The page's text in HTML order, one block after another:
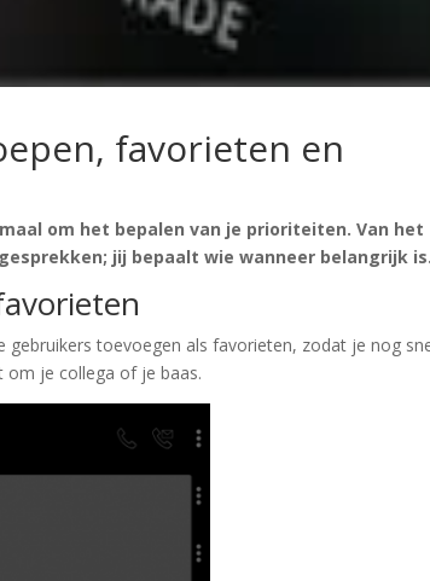
favorieten en
om het bepalen van je prioriteiten. Van het
jij bepaalt wie wanneer belangrijk
toevoegen als favorieten, zodat je nog
je collega of je baas.